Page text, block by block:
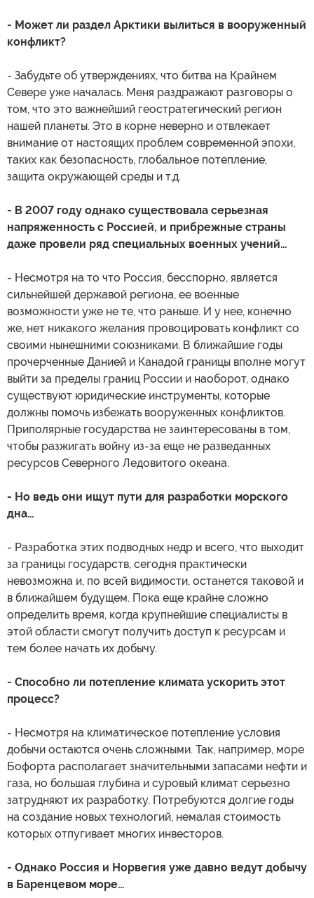
- Может ли раздел Арктики вылиться в вооруженный
конфликт?
- Забудьте об утверждениях, что битва на Крайнем
Севере уже началась. Меня раздражают разговоры о
том, что это важнейший геостратегический регион
нашей планеты. Это в корне неверно и отвлекает
внимание от настоящих проблем современной эпохи,
таких как безопасность, глобальное потепление,
защита окружающей среды и т.д.
- В 2007 году однако существовала серьезная
напряженность с Россией, и прибрежные страны
даже провели ряд специальных военных учений…
- Несмотря на то что Россия, бесспорно, является
сильнейшей державой региона, ее военные
возможности уже не те, что раньше. И у нее, конечно
же, нет никакого желания провоцировать конфликт со
своими нынешними союзниками. В ближайшие годы
прочерченные Данией и Канадой границы вполне могут
выйти за пределы границ России и наоборот, однако
существуют юридические инструменты, которые
должны помочь избежать вооруженных конфликтов.
Приполярные государства не заинтересованы в том,
чтобы разжигать войну из-за еще не разведанных
ресурсов Северного Ледовитого океана.
- Но ведь они ищут пути для разработки морского
дна…
- Разработка этих подводных недр и всего, что выходит
за границы государств, сегодня практически
невозможна и, по всей видимости, останется таковой и
в ближайшем будущем. Пока еще крайне сложно
определить время, когда крупнейшие специалисты в
этой области смогут получить доступ к ресурсам и
тем более начать их добычу.
- Способно ли потепление климата ускорить этот
процесс?
- Несмотря на климатическое потепление условия
добычи остаются очень сложными. Так, например, море
Бофорта располагает значительными запасами нефти и
газа, но большая глубина и суровый климат серьезно
затрудняют их разработку. Потребуются долгие годы
на создание новых технологий, немалая стоимость
которых отпугивает многих инвесторов.
- Однако Россия и Норвегия уже давно ведут добычу
в Баренцевом море…